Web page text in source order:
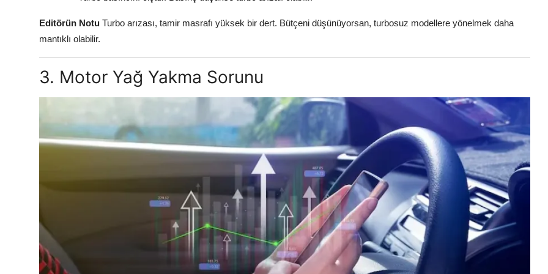
Editörün Notu Turbo arızası, tamir masrafı yüksek bir dert. Bütçeni düşünüyorsan, turbosuz modellere yönelmek daha
mantıklı olabilir.
3. Motor Yağ Yakma Sorunu